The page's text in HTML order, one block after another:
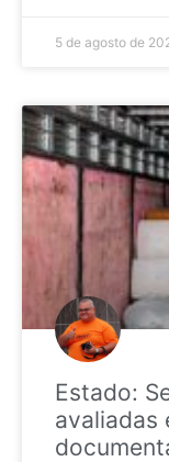
5 de agosto de
Estado:
avaliadas